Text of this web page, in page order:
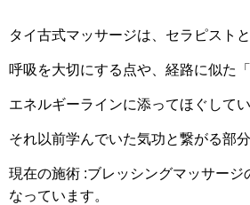
タイ古式マッサージは、セラピスト
呼吸を大切にする点や、経路に似た
エネルギーラインに添ってほぐしてい
それ以前学んでいた気功と繋がる部
現在の施術 :ブレッシングマッサージ
なっています。